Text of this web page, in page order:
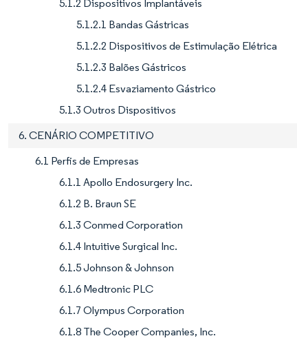
5.1.2 Dispositivos Implantáveis
5.1.2.1 Bandas Gástricas
5.1.2.2 Dispositivos de Estimulação Elétrica
5.1.2.3 Balões Gástricos
5.1.2.4 Esvaziamento Gástrico
5.1.3 Outros Dispositivos
6. CENÁRIO COMPETITIVO
6.1 Perfis de Empresas
6.1.1 Apollo Endosurgery Inc.
6.1.2 B. Braun SE
6.1.3 Conmed Corporation
6.1.4 Intuitive Surgical Inc.
6.1.5 Johnson & Johnson
6.1.6 Medtronic PLC
6.1.7 Olympus Corporation
6.1.8 The Cooper Companies, Inc.